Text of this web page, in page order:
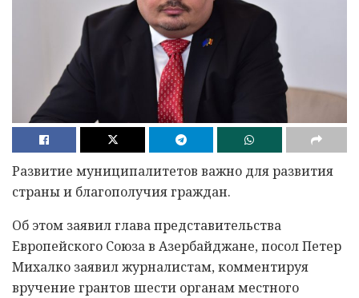
Развитие муниципалитетов важно для развития
страны и благополучия граждан.
Об этом заявил глава представительства
Европейского Союза в Азербайджане, посол Петер
Михалко заявил журналистам, комментируя
вручение грантов шести органам местного